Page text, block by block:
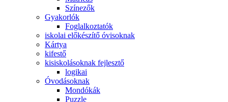
Színezők
Gyakorlók
Foglalkoztatók
iskolai előkészítő óvisoknak
Kártya
kifestő
kisiskolásoknak fejlesztő
logikai
Óvodásoknak
Mondókák
Puzzle